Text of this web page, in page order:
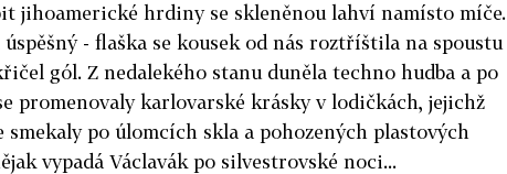
jihoamerické hrdiny se skleněnou lahví namísto míče.
- flaška se kousek od nás roztříštila na spoustu
gól. Z nedalekého stanu duněla techno hudba a po
promenovaly karlovarské krásky v lodičkách, jejichž
smekaly po úlomcích skla a pohozených plastových
vypadá Václavák po silvestrovské noci...